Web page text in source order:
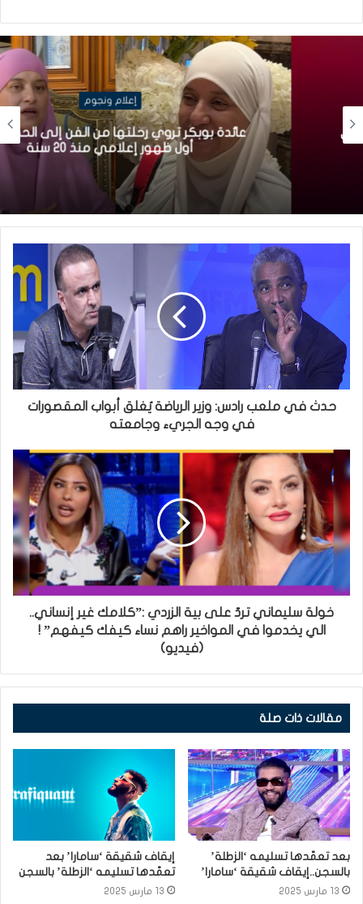
إعلام ونجوم
عائدة بوبكر تروي رحلتها من الفن إلى الحجاب في
أول ظهور إعلامي منذ 20 سنة
حدث في ملعب رادس: وزير الرياضة يٌغلق أبواب المقصورات
في وجه الجريء وجامعته
خولة سليماني تردّ على بية الزردي :”كلامك غير إنساني..
الي يخدموا في المواخير راهم نساء كيفك كيفهم” !
(فيديو)
مقالات ذات صلة
بعد تعمّدها تسليمه ‘الزطلة’
بالسجن..إيقاف شقيقة ‘سامارا’
13 مارس 2025
إيقاف شقيقة ‘سامارا’ بعد
تعمّدها تسليمه ‘الزطلة’ بالسجن
13 مارس 2025